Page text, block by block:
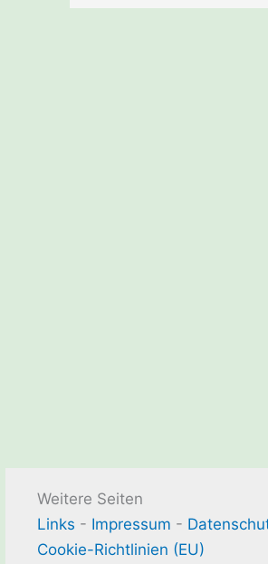
Weitere Seiten
Links - Impressum -
Cookie-Richtlinien (EU)